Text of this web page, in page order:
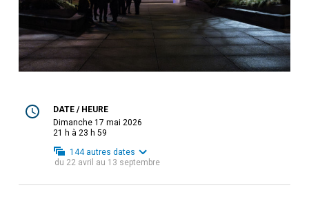
DATE / HEURE
dimanche 17 mai 2026
21 h à 23 h 59
144 autres dates
du 22 avril au 13 septembre